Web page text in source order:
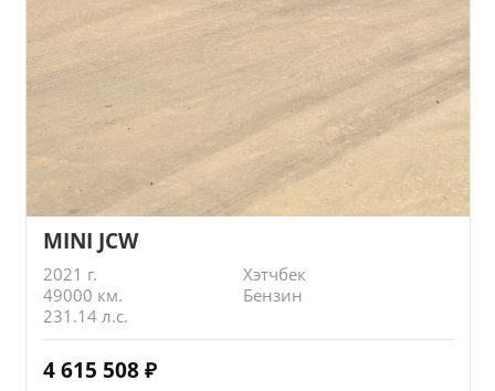
MINI JCW
2021 г.
Хэтчбек
49000 км.
Бензин
231.14 л.с.
4 615 508 ₽